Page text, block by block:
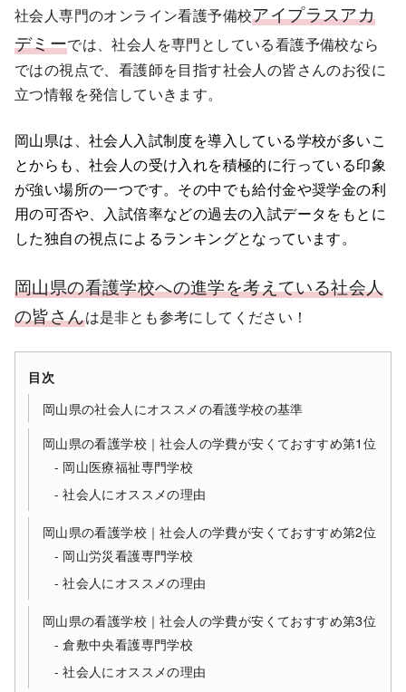
社会人専門のオンライン看護予備校アイプラスアカ
デミーでは、社会人を専門としている看護予備校なら
ではの視点で、看護師を目指す社会人の皆さんのお役に
立つ情報を発信していきます。
岡山県は、社会人入試制度を導入している学校が多いこ
とからも、社会人の受け入れを積極的に行っている印象
が強い場所の一つです。その中でも給付金や奨学金の利
用の可否や、入試倍率などの過去の入試データをもとに
した独自の視点によるランキングとなっています。
岡山県の看護学校への進学を考えている社会人
の皆さんは是非とも参考にしてください！
目次
岡山県の社会人にオススメの看護学校の基準
岡山県の看護学校｜社会人の学費が安くておすすめ第1位
岡山医療福祉専門学校
社会人にオススメの理由
岡山県の看護学校｜社会人の学費が安くておすすめ第2位
岡山労災看護専門学校
社会人にオススメの理由
岡山県の看護学校｜社会人の学費が安くておすすめ第3位
倉敷中央看護専門学校
社会人にオススメの理由